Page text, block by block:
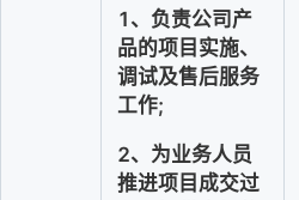
1、负责公司产
品的项目实施、
调试及售后服务
工作;
2、为业务人员
推进项目成交过